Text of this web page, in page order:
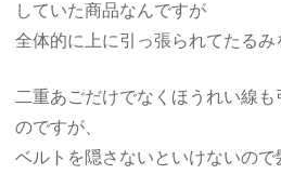
していた商品なんですが
全体的に上に引っ張られてたるみ
二重あごだけでなくほうれい線
のですが、
ベルトを隠さないといけないの